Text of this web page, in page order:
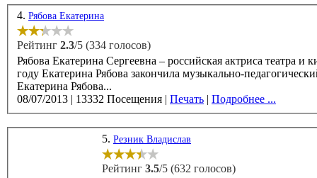
4. Рябова Екатерина
Рейтинг 2.3/5 (334 голосов)
Рябова Екатерина Сергеевна – российская актриса театра и
году Екатерина Рябова закончила музыкально-педагогический
Екатерина Рябова...
08/07/2013 | 13332 Посещения | Печать | Подробнее ...
5. Резник Владислав
Рейтинг 3.5/5 (632 голосов)